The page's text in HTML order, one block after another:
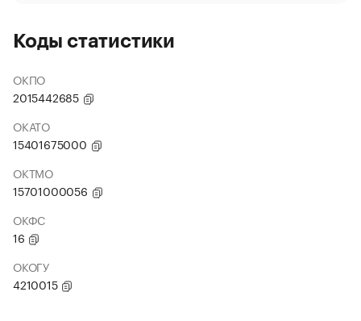
Коды статистики
ОКПО
2015442685
ОКАТО
15401675000
ОКТМО
15701000056
ОКФС
16
ОКОГУ
4210015